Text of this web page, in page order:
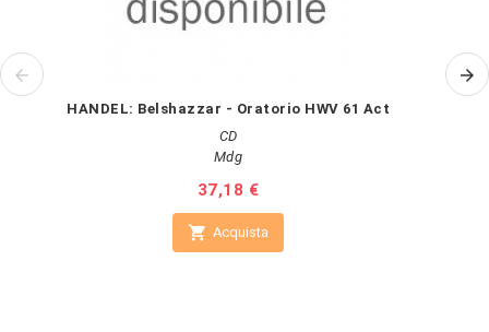
HANDEL: Belshazzar - Oratorio HWV 61 Act
CD
Mdg
Prezzo
37,18 €
 Acquista